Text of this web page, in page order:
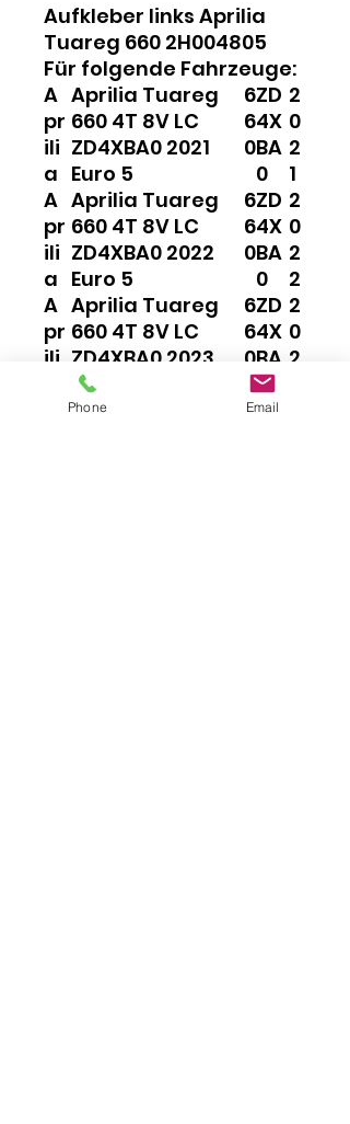
Aufkleber links Aprilia
Tuareg 660 2H004805
Für folgende Fahrzeuge:
A
pr
ili
a
Aprilia Tuareg
660 4T 8V LC
ZD4XBA0 2021
Euro 5
6
6
0
ZD
4X
BA
0
2
0
2
1
A
pr
ili
a
Aprilia Tuareg
660 4T 8V LC
ZD4XBA0 2022
Euro 5
6
6
0
ZD
4X
BA
0
2
0
2
2
A
pr
ili
Aprilia Tuareg
660 4T 8V LC
ZD4XBA0 2023
Euro 5
6
6
0
ZD
4X
BA
0
2
0
2
Phone Email